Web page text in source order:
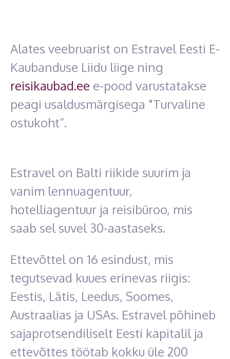
Alates veebruarist on Estravel Eesti E-
Kaubanduse Liidu liige ning
reisikaubad.ee e-pood varustatakse
peagi usaldusmärgisega "Turvaline
ostukoht”.
Estravel on Balti riikide suurim ja
vanim lennuagentuur,
hotelliagentuur ja reisibüroo, mis
saab sel suvel 30-aastaseks.
Ettevõttel on 16 esindust, mis
tegutsevad kuues erinevas riigis:
Eestis, Lätis, Leedus, Soomes,
Austraalias ja USAs. Estravel põhineb
sajaprotsendiliselt Eesti kapitalil ja
ettevõttes töötab kokku üle 200